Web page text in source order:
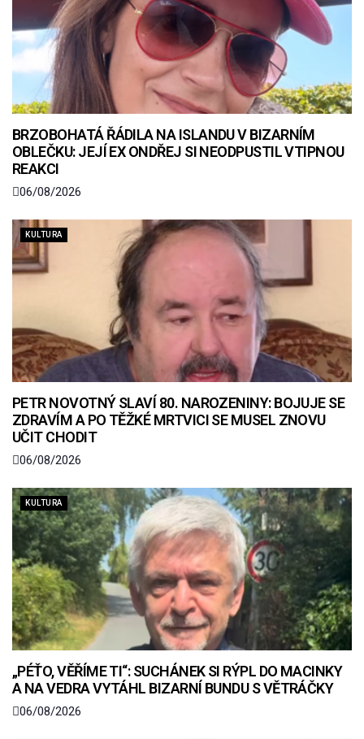
BRZOBOHATÁ ŘÁDILA NA ISLANDU V BIZARNÍM
OBLEČKU: JEJÍ EX ONDŘEJ SI NEODPUSTIL VTIPNOU
REAKCI
06/08/2026
KULTURA
PETR NOVOTNÝ SLAVÍ 80. NAROZENINY: BOJUJE SE
ZDRAVÍM A PO TĚŽKÉ MRTVICI SE MUSEL ZNOVU
UČIT CHODIT
06/08/2026
KULTURA
„PÉŤO, VĚŘÍME TI“: SUCHÁNEK SI RÝPL DO MACINKY
A NA VEDRA VYTÁHL BIZARNÍ BUNDU S VĚTRÁČKY
06/08/2026